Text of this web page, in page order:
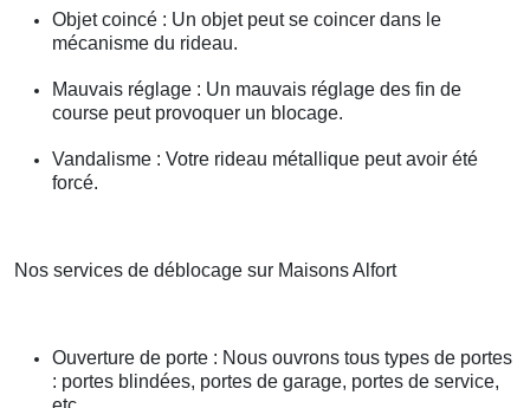
Objet coincé : Un objet peut se coincer dans le
mécanisme du rideau.
Mauvais réglage : Un mauvais réglage des fin de
course peut provoquer un blocage.
Vandalisme : Votre rideau métallique peut avoir été
forcé.
Nos services de déblocage sur Maisons Alfort
Ouverture de porte : Nous ouvrons tous types de portes
: portes blindées, portes de garage, portes de service,